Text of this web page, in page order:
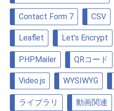
Contact Form 7 CSV
Leaflet Let’s Encrypt
PHPMailer QRコード
Video.js WYSIWYG
ライブラリ 動画関連